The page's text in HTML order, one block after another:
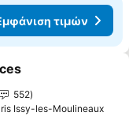
τιμών
στα αγαπημένα
552
Issy-les-Moulineaux